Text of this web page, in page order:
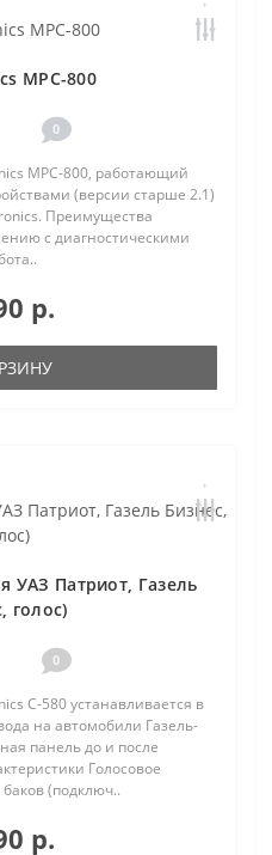
MPC-800
0
MPC-800, работающий
(версии старше 2.1)
Преимущества
с диагностическими
р.
УАЗ Патриот, Газель
голос)
0
C-580 устанавливается в
на автомобили Газель-
панель до и после
Голосовое
(подключ..
р.